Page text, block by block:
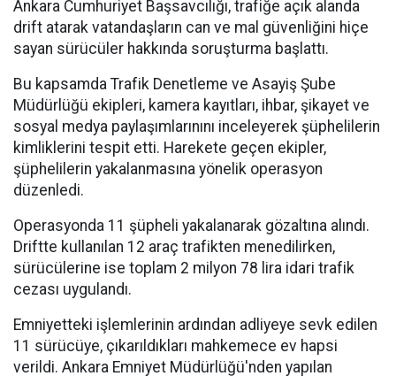
Ankara Cumhuriyet Başsavcılığı, trafiğe açık alanda
drift atarak vatandaşların can ve mal güvenliğini hiçe
sayan sürücüler hakkında soruşturma başlattı.
Bu kapsamda Trafik Denetleme ve Asayiş Şube
Müdürlüğü ekipleri, kamera kayıtları, ihbar, şikayet ve
sosyal medya paylaşımlarınını inceleyerek şüphelilerin
kimliklerini tespit etti. Harekete geçen ekipler,
şüphelilerin yakalanmasına yönelik operasyon
düzenledi.
Operasyonda 11 şüpheli yakalanarak gözaltına alındı.
Driftte kullanılan 12 araç trafikten menedilirken,
sürücülerine ise toplam 2 milyon 78 lira idari trafik
cezası uygulandı.
Emniyetteki işlemlerinin ardından adliyeye sevk edilen
11 sürücüye, çıkarıldıkları mahkemece ev hapsi
verildi. Ankara Emniyet Müdürlüğü'nden yapılan